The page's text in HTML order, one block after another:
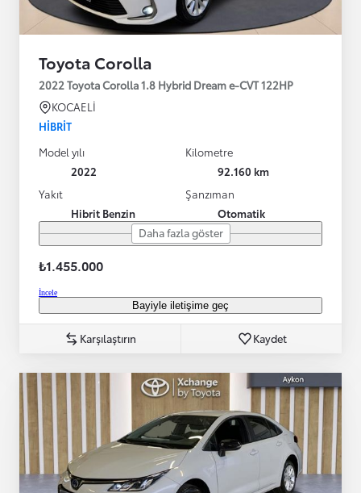
Toyota Corolla
2022 Toyota Corolla 1.8 Hybrid Dream e-CVT 122HP
KOCAELİ
HIBRIT
Model yılı
2022
Kilometre
92.160 km
Yakıt
Hibrit Benzin
Şanzıman
Otomatik
Daha fazla göster
₺1.455.000
İncele
Bayiyle iletişime geç
Karşılaştırın Kaydet